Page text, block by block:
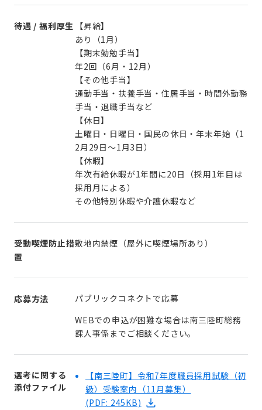
待遇 / 福利厚生
【昇給】
あり（1月）
【期末勤勉手当】
年2回（6月・12月）
【その他手当】
通勤手当・扶養手当・住居手当・時間外勤務
手当・退職手当など
【休日】
土曜日・日曜日・国民の休日・年末年始（1
2月29日～1月3日）
【休暇】
年次有給休暇が1年間に20日（採用1年目は
採用月による）
その他特別休暇や介護休暇など
受動喫煙防止措
置
敷地内禁煙（屋外に喫煙場所あり）
応募方法
パブリックコネクトで応募
WEBでの申込が困難な場合は南三陸町総務
課人事係までご相談ください。
選考に関する
添付ファイル
【南三陸町】令和7年度職員採用試験（初
級）受験案内（11月募集）
(PDF: 245KB)